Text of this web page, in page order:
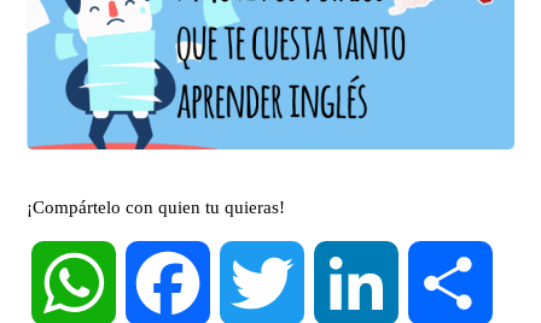
¡Compártelo con quien tu quieras!
WhatsApp Facebook Twitter LinkedIn